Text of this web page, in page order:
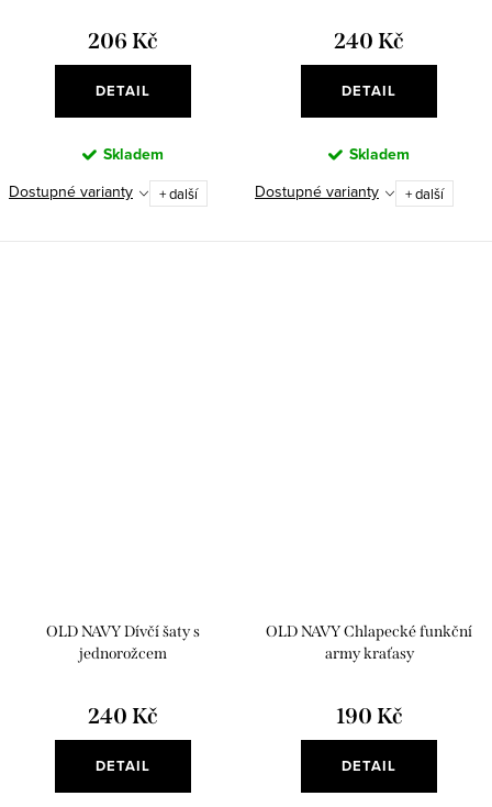
206 Kč
DETAIL
Skladem
Dostupné varianty
+ další
240 Kč
DETAIL
Skladem
Dostupné varianty
+ další
OLD NAVY Dívčí šaty s
jednorožcem
240 Kč
DETAIL
OLD NAVY Chlapecké funkční
army kraťasy
190 Kč
DETAIL